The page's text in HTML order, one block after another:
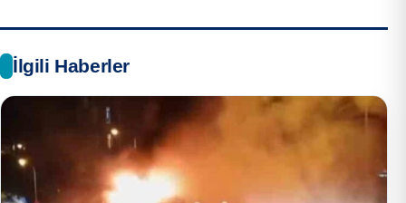
İlgili Haberler